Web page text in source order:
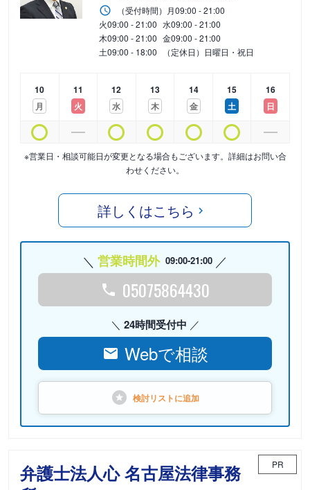
（受付時間） 月09:00 - 21:00
火09:00 - 21:00 水09:00 - 21:00
木09:00 - 21:00 金09:00 - 21:00
土09:00 - 18:00 （定休日）日曜日・祝日
10
月
11
火
12
水
13
木
14
金
15
土
16
日
※営業日・相談可能日が変更となる場合もございます。詳細はお問い合
わせください。
詳しくはこちら
営業時間外 09:00-21:00
05075864430
24時間受付中
Webで相談
検討リストに追加
弁護士法人心 名古屋法律事務
PR